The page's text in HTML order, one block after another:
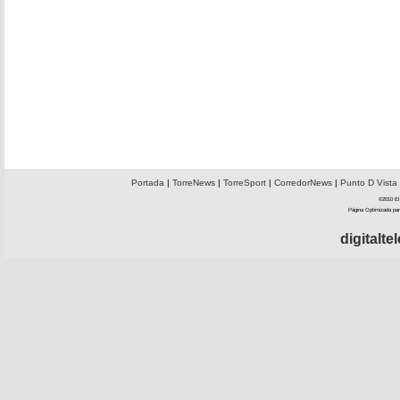
Portada | TorreNews| TorreSport| CorredorNews| Punto D Vista
©2010 El
Página Optimizada